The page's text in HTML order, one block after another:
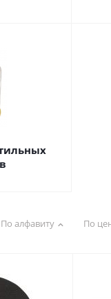
По алфавиту По